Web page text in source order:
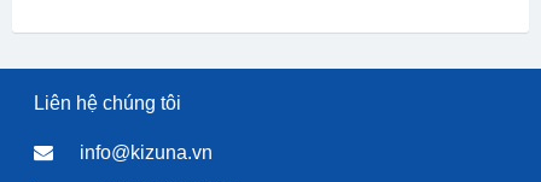
Liên hệ chúng tôi
info@kizuna.vn